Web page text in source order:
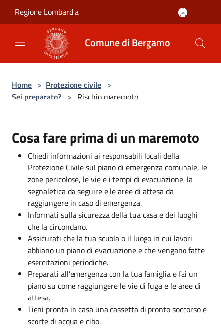
Regione Lombardia
Comune di Bergamo
Home > Protezione civile >
Sei preparato? > Rischio maremoto
Cosa fare prima di un maremoto
Chiedi informazioni ai responsabili locali della
Protezione Civile sul piano di emergenza comunale, le
zone pericolose, le vie e i tempi di evacuazione, la
segnaletica da seguire e le aree di attesa da
raggiungere in caso di emergenza.
Informati sulla sicurezza della tua casa e dei luoghi
che la circondano.
Assicurati che la tua scuola o il luogo in cui lavori
abbiano un piano di evacuazione e che vengano fatte
esercitazioni periodiche.
Preparati all’emergenza con la tua famiglia e fai un
piano su come raggiungere le vie di fuga e le aree di
attesa.
Tieni pronta in casa una cassetta di pronto soccorso e
scorte di acqua e cibo.